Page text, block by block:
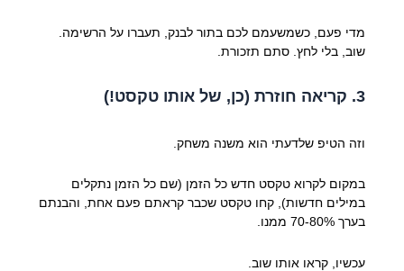
מדי פעם, כשמשעמם לכם בתור לבנק, תעברו על הרשימה.
שוב, בלי לחץ. סתם תזכורת.
3. קריאה חוזרת (כן, של אותו טקסט!)
וזה הטיפ שלדעתי הוא משנה משחק.
במקום לקרוא טקסט חדש כל הזמן (שם כל הזמן נתקלים
במילים חדשות), קחו טקסט שכבר קראתם פעם אחת, והבנתם
בערך 70-80% ממנו.
עכשיו, קראו אותו שוב.